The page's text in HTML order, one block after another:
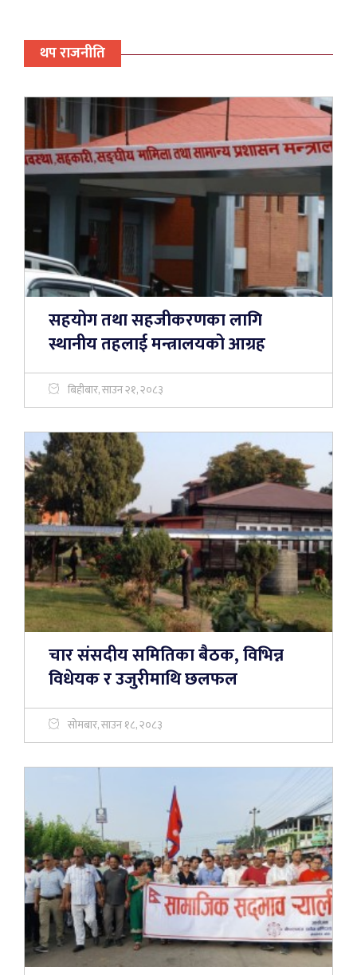
थप राजनीति
सहयोग तथा सहजीकरणका लागि
स्थानीय तहलाई मन्त्रालयको आग्रह
बिहीबार, साउन २१, २०८३
चार संसदीय समितिका बैठक, विभिन्न
विधेयक र उजुरीमाथि छलफल
सोमबार, साउन १८, २०८३